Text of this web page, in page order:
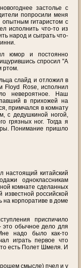
застолье с
попросили меня
опытным гитаристом с
исполнить что-то из
народ и сыграть что-
юмор и постоянно
спросил "А
ртом.
слайд и отложил в
Floyd Rose, исполнил
невероятное. Наш
в прихожей на
примчался в комнату
с дедушкиной ногой,
грязных ног. Тогда я
Понимание пришло
китайский
одноклассникам
комнате сделанных
российской
на корпоративе в доме
приспичило
это обычное дело для
надо было как-то
играть первое что
есть Полет Шмеля. И
смысле) пчел и у